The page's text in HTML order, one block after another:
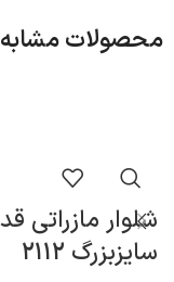
محصولات مشابه
سایزبزرگ 2112